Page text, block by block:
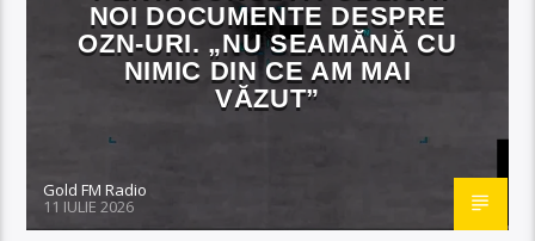
NOI DOCUMENTE DESPRE
OZN-URI. „NU SEAMĂNĂ CU
NIMIC DIN CE AM MAI
VĂZUT”
Gold FM Radio
11 IULIE 2026